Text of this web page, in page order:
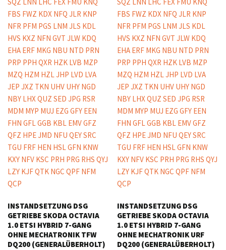
INSTANDSETZUNG DSG
GETRIEBE SKODA OCTAVIA
1.0 ETSI HYBRID 7-GANG
OHNE MECHATRONIK TFW
DQ200 (GENERALÜBERHOLT)
INSTANDSETZUNG DSG
GETRIEBE SKODA OCTAVIA
1.0 ETSI HYBRID 7-GANG
OHNE MECHATRONIK URF
DQ200 (GENERALÜBERHOLT)